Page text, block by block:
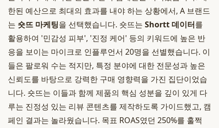
한된 예산으로 최대의 효과를 내야 하는 상황에서, A 브랜드
는 숏뜨 마케팅을 선택했습니다. 숏뜨는 Shortt 데이터를
활용하여 '민감성 피부', '진정 케어' 등의 키워드에 높은 반
응을 보이는 마이크로 인플루언서 20명을 선별했습니다. 이
들은 팔로워 수는 적지만, 특정 분야에 대한 전문성과 높은
신뢰도를 바탕으로 강력한 구매 영향력을 가진 집단이었습
니다. 숏뜨는 이들과 함께 제품의 핵심 성분을 깊이 있게 다
루는 진정성 있는 리뷰 콘텐츠를 제작하도록 가이드했고, 캠
페인 결과는 놀라웠습니다. 목표 ROAS였던 250%를 훌쩍